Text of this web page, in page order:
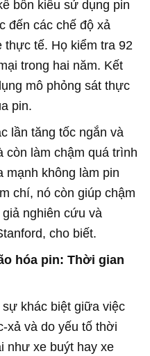
bốn kiểu sử dụng pin
đến các chế độ xả
tế. Họ kiểm tra 92
trong hai năm. Kết
mô phỏng sát thực
pin.
lần tăng tốc ngắn và
còn làm chậm quá trình
mạnh không làm pin
chí, nó còn giúp chậm
nghiên cứu và
cho biết.
hóa pin: Thời gian
khác biệt giữa việc
xả và do yếu tố thời
như xe buýt hay xe